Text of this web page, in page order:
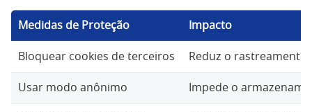
Medidas de Proteção Impacto
Bloquear cookies de terceiros Reduz o
Usar modo anônimo Impede o